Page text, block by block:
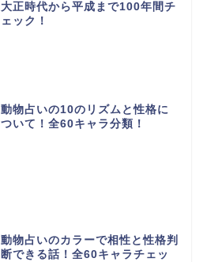
大正時代から平成まで100年間チ
ェック！
動物占いの10のリズムと性格に
ついて！全60キャラ分類！
動物占いのカラーで相性と性格判
断できる話！全60キャラチェッ